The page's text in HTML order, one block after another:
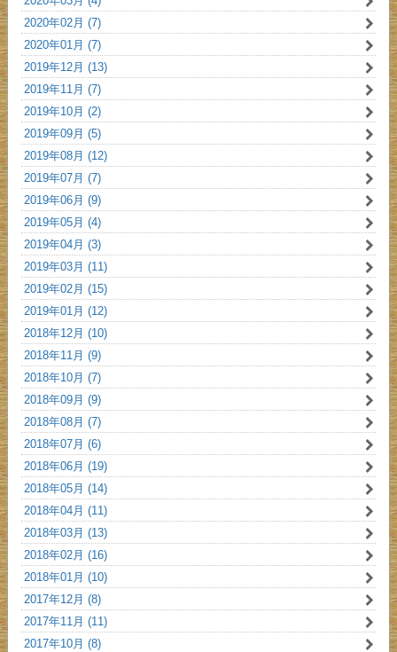
2020年02月 (7)
2020年01月 (7)
2019年12月 (13)
2019年11月 (7)
2019年10月 (2)
2019年09月 (5)
2019年08月 (12)
2019年07月 (7)
2019年06月 (9)
2019年05月 (4)
2019年04月 (3)
2019年03月 (11)
2019年02月 (15)
2019年01月 (12)
2018年12月 (10)
2018年11月 (9)
2018年10月 (7)
2018年09月 (9)
2018年08月 (7)
2018年07月 (6)
2018年06月 (19)
2018年05月 (14)
2018年04月 (11)
2018年03月 (13)
2018年02月 (16)
2018年01月 (10)
2017年12月 (8)
2017年11月 (11)
2017年10月 (8)